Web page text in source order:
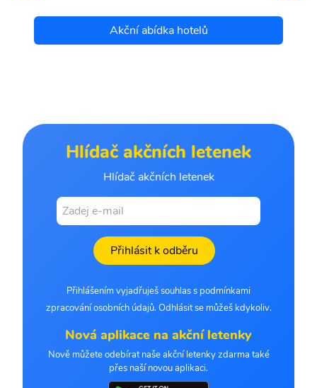
Akční abídka hotelů
Hlídač akčních letenek
Hlídač akčních letenek
Přihlásit k odběru
Přihlášením vyjadřuješ souhlas s podmínkami
zpracování osobních údajů. Odhlásit se můžeš kdykoliv.
Nová aplikace na akční letenky
Nově můžete odebírat naše akční letenky zdarma také
přes naší novou aplikaci.